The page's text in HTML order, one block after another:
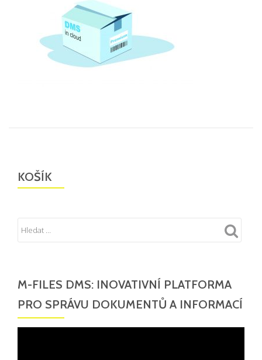
KOŠÍK
M-FILES DMS: INOVATIVNÍ PLATFORMA
PRO SPRÁVU DOKUMENTŮ A INFORMACÍ